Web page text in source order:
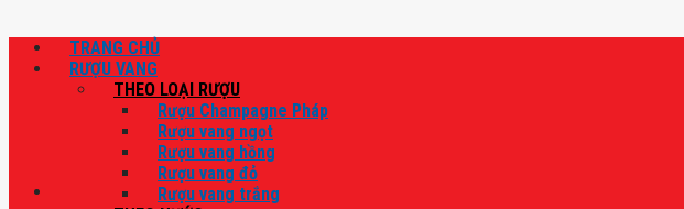
TRANG CHỦ
RƯỢU VANG
THEO LOẠI RƯỢU
Rượu Champagne Pháp
Rượu vang ngọt
Rượu vang hồng
Rượu vang đỏ
Rượu vang trắng